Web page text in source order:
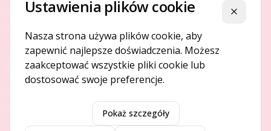
Platforma ogłoszeń i firm, która łączy ludzi i rozwija biznes
O NAS
Ustawienia plików cookie Zamknij
Nasza strona używa plików cookie, aby
zapewnić najlepsze doświadczenia. Możesz
zaakceptować wszystkie pliki cookie lub
dostosować swoje preferencje.
Pokaż szczegóły